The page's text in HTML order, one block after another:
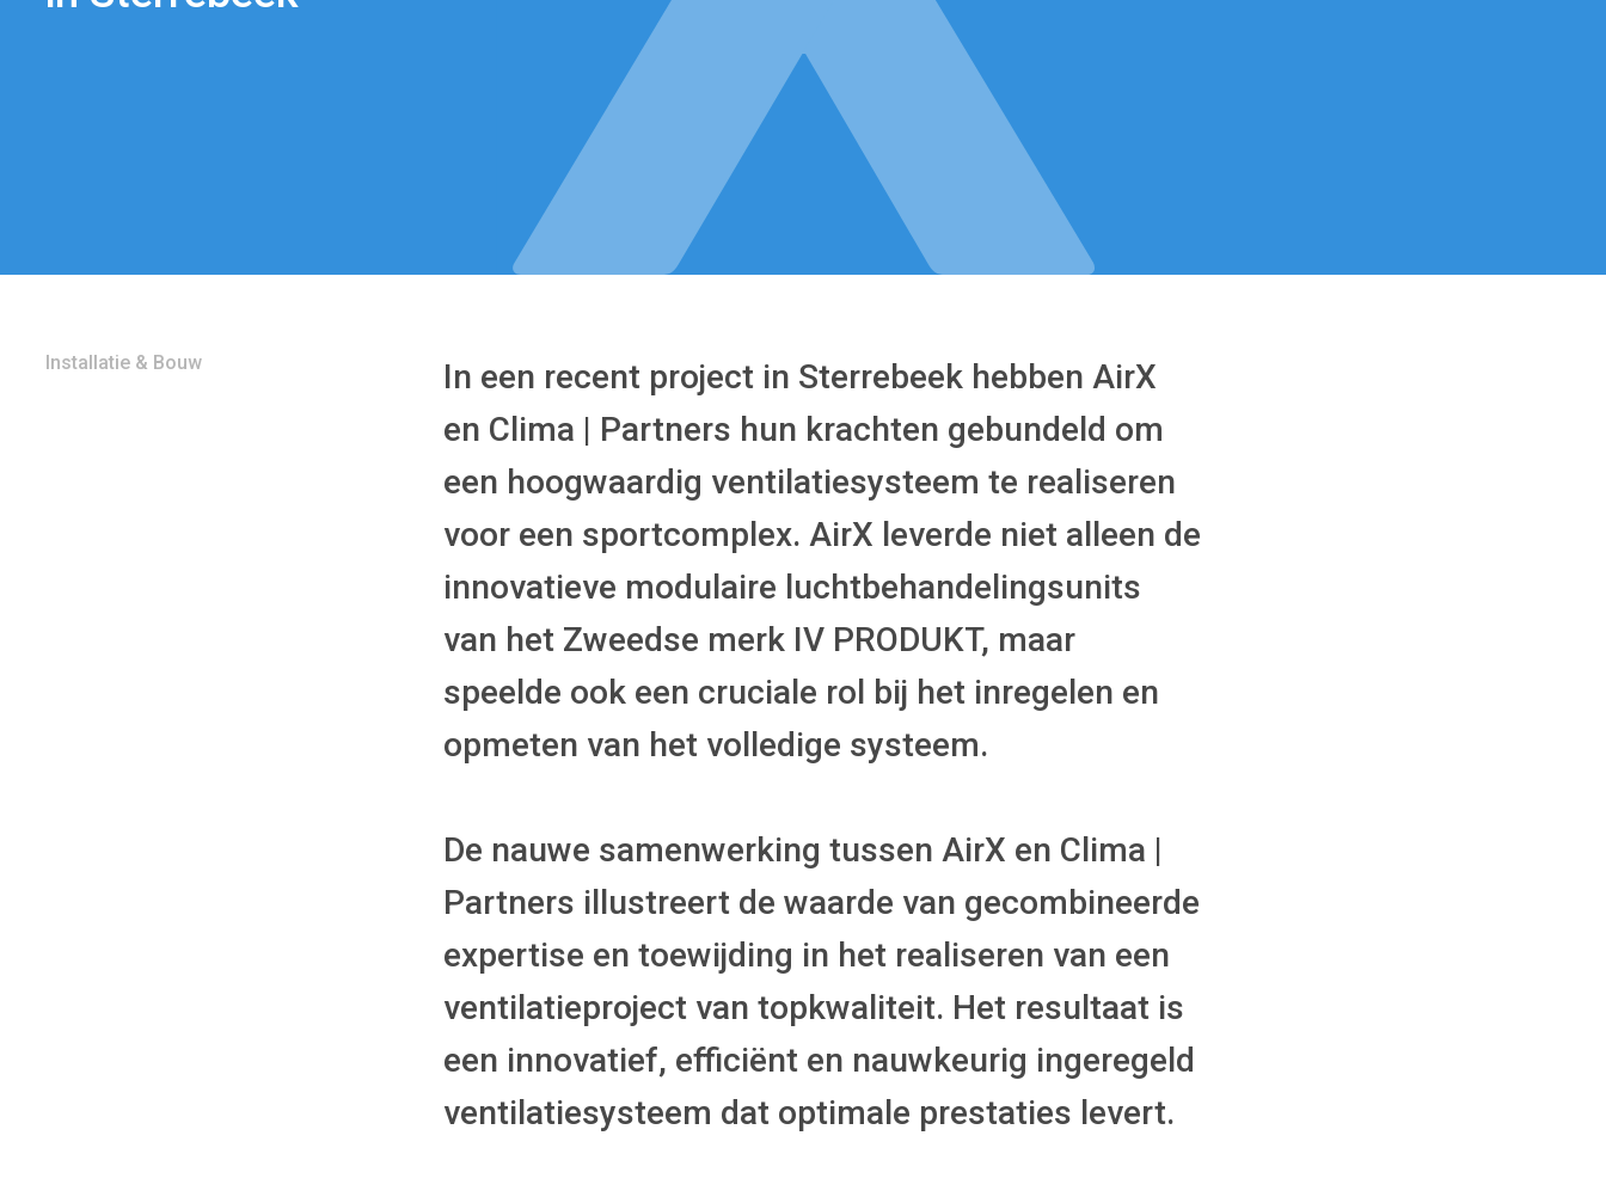
Installatie & Bouw
In een recent project in Sterrebeek hebben AirX
en Clima | Partners hun krachten gebundeld om
een hoogwaardig ventilatiesysteem te realiseren
voor een sportcomplex. AirX leverde niet alleen de
innovatieve modulaire luchtbehandelingsunits
van het Zweedse merk IV PRODUKT, maar
speelde ook een cruciale rol bij het inregelen en
opmeten van het volledige systeem.
De nauwe samenwerking tussen AirX en Clima |
Partners illustreert de waarde van gecombineerde
expertise en toewijding in het realiseren van een
ventilatieproject van topkwaliteit. Het resultaat is
een innovatief, efficiënt en nauwkeurig ingeregeld
ventilatiesysteem dat optimale prestaties levert.